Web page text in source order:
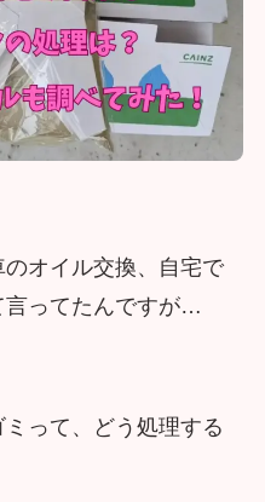
オイル交換、自宅で
言ってたんですが…
ミって、どう処理する